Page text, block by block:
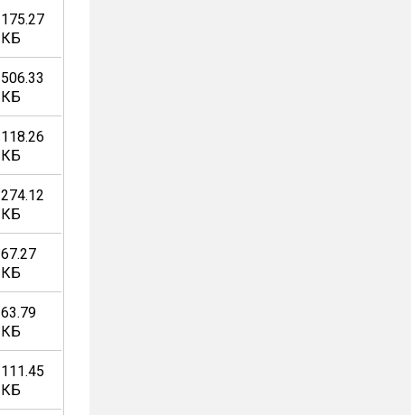
175.27
КБ
506.33
КБ
118.26
КБ
274.12
КБ
67.27
КБ
63.79
КБ
111.45
КБ